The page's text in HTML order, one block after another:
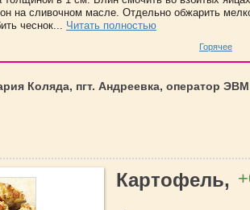
на сливочном масле. Отдельно обжарить
чеснок... Читать полностью
Горячее
Коляда, пгт. Андреевка, оператор ЭВМ
Картофель,